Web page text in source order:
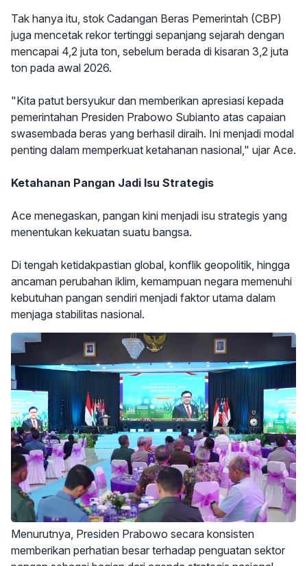
Tak hanya itu, stok Cadangan Beras Pemerintah (CBP)
juga mencetak rekor tertinggi sepanjang sejarah dengan
mencapai 4,2 juta ton, sebelum berada di kisaran 3,2 juta
ton pada awal 2026.
"Kita patut bersyukur dan memberikan apresiasi kepada
pemerintahan Presiden Prabowo Subianto atas capaian
swasembada beras yang berhasil diraih. Ini menjadi modal
penting dalam memperkuat ketahanan nasional," ujar Ace.
Ketahanan Pangan Jadi Isu Strategis
Ace menegaskan, pangan kini menjadi isu strategis yang
menentukan kekuatan suatu bangsa.
Di tengah ketidakpastian global, konflik geopolitik, hingga
ancaman perubahan iklim, kemampuan negara memenuhi
kebutuhan pangan sendiri menjadi faktor utama dalam
menjaga stabilitas nasional.
Menurutnya, Presiden Prabowo secara konsisten
memberikan perhatian besar terhadap penguatan sektor